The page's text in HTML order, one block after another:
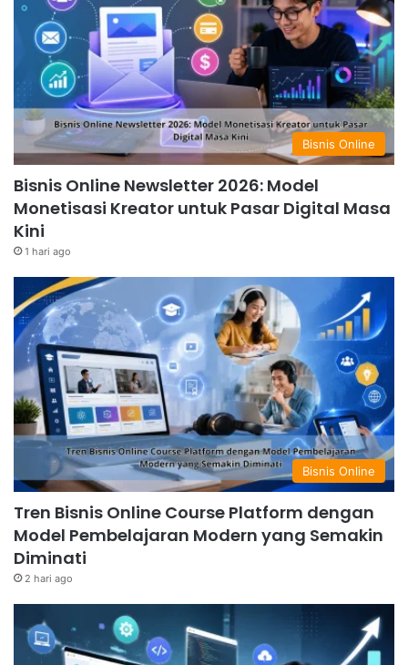
Bisnis Online
Bisnis Online Newsletter 2026: Model
Monetisasi Kreator untuk Pasar Digital Masa
Kini
1 hari ago
Bisnis Online
Tren Bisnis Online Course Platform dengan
Model Pembelajaran Modern yang Semakin
Diminati
2 hari ago